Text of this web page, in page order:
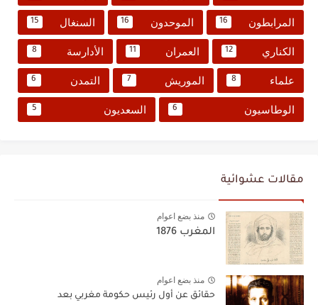
المرابطون 16 الموحدون 16 السنغال 15
الكناري 12 العمران 11 الأدارسة 8
علماء 8 الموريش 7 التمدن 6
الوطاسيون 6 السعديون 5
مقالات عشوائية
منذ بضع اعوام
المغرب 1876
منذ بضع اعوام
حقائق عن أول رئيس حكومة مغربي بعد